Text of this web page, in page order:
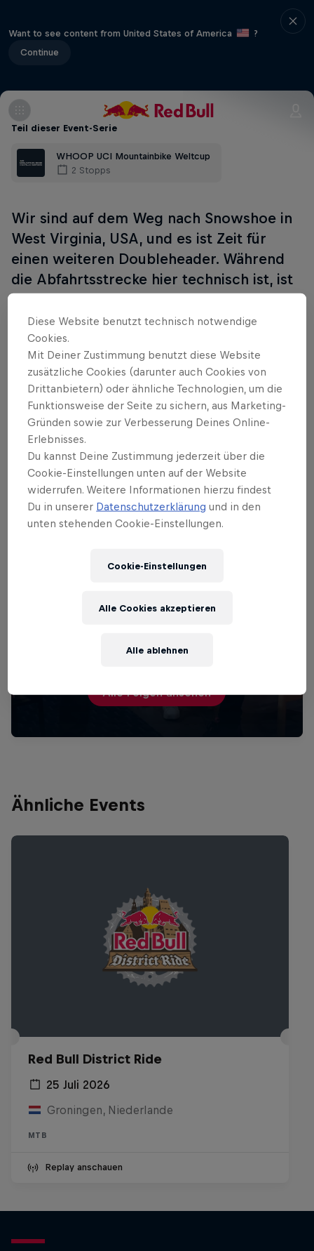
Want to see content from United States of America
?
Continue
Teil dieser Event-Serie
WHOOP UCI Mountainbike Weltcup
2 Stopps
Wir sind auf dem Weg nach Snowshoe in
West Virginia, USA, und es ist Zeit für
einen weiteren Doubleheader. Während
die Abfahrtsstrecke hier technisch ist, ist
berühmt für enge Rennen.
Beyond the Line
Alle Folgen ansehen
Ähnliche Events
Red Bull District Ride
25 Juli 2026
Groningen, Niederlande
MTB
Replay anschauen
Diese Website benutzt technisch notwendige
Cookies.
Mit Deiner Zustimmung benutzt diese Website
zusätzliche Cookies (darunter auch Cookies von
Drittanbietern) oder ähnliche Technologien, um die
Funktionsweise der Seite zu sichern, aus Marketing-
Gründen sowie zur Verbesserung Deines Online-
Erlebnisses.
Du kannst Deine Zustimmung jederzeit über die
Cookie-Einstellungen unten auf der Website
widerrufen. Weitere Informationen hierzu findest
Du in unserer Datenschutzerklärung und in den
unten stehenden Cookie-Einstellungen.
Cookie-Einstellungen
Alle ablehnen
Alle Cookies akzeptieren